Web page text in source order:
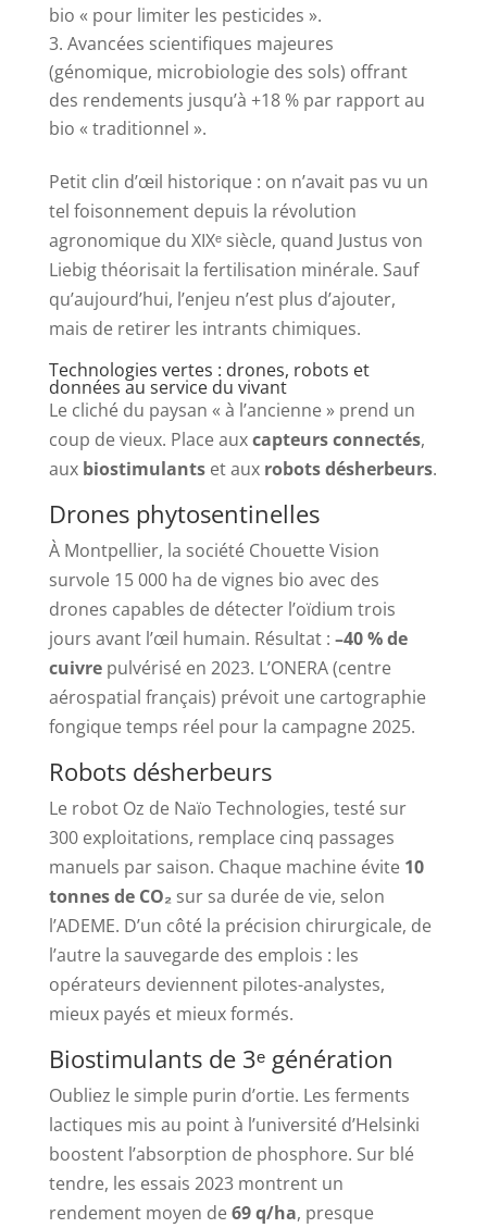
bio « pour limiter les pesticides ».
Avancées scientifiques majeures
(génomique, microbiologie des sols) offrant
des rendements jusqu’à +18 % par rapport au
bio « traditionnel ».
Petit clin d’œil historique : on n’avait pas vu un
tel foisonnement depuis la révolution
agronomique du XIXᵉ siècle, quand Justus von
Liebig théorisait la fertilisation minérale. Sauf
qu’aujourd’hui, l’enjeu n’est plus d’ajouter,
mais de retirer les intrants chimiques.
Technologies vertes : drones, robots et
données au service du vivant
Le cliché du paysan « à l’ancienne » prend un
coup de vieux. Place auxcapteurs connectés,
aux biostimulantset aux robots désherbeurs.
Drones phytosentinelles
À Montpellier, la société Chouette Vision
survole 15 000 ha de vignes bio avec des
drones capables de détecter l’oïdium trois
jours avant l’œil humain. Résultat : –40 % de
cuivrepulvérisé en 2023. L’ONERA (centre
aérospatial français) prévoit une cartographie
fongique temps réel pour la campagne 2025.
Robots désherbeurs
Le robot Oz de Naïo Technologies, testé sur
300 exploitations, remplace cinq passages
manuels par saison. Chaque machine évite 10
tonnes de CO₂ sur sa durée de vie, selon
l’ADEME. D’un côté la précision chirurgicale, de
l’autre la sauvegarde des emplois : les
opérateurs deviennent pilotes-analystes,
mieux payés et mieux formés.
Biostimulants de 3ᵉ génération
Oubliez le simple purin d’ortie. Les ferments
lactiques mis au point à l’université d’Helsinki
boostent l’absorption de phosphore. Sur blé
tendre, les essais 2023 montrent un
rendement moyen de69 q/ha, presque